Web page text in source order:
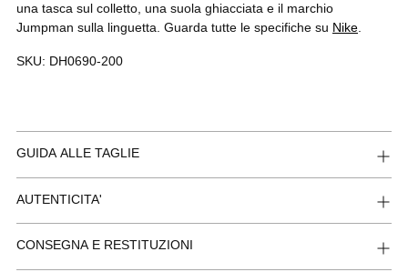
una tasca sul colletto, una suola ghiacciata e il marchio
Jumpman sulla linguetta. Guarda tutte le specifiche su Nike.
SKU: DH0690-200
GUIDA ALLE TAGLIE
AUTENTICITA'
CONSEGNA E RESTITUZIONI